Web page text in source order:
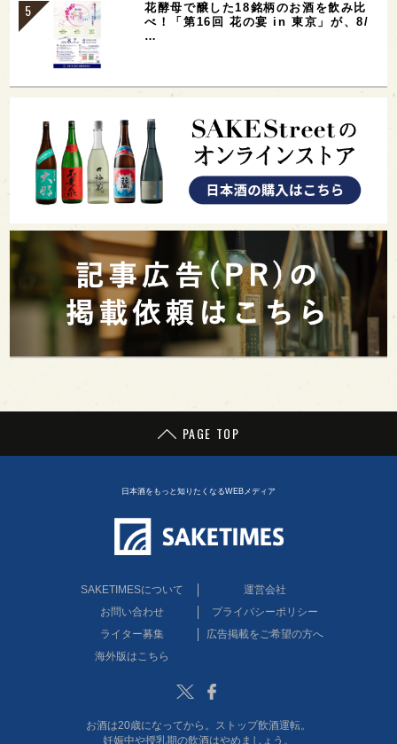
花酵母で醸した18銘柄のお酒を飲み比
べ！「第16回 花の宴 in 東京」が、8/
…
PAGE TOP
日本酒をもっと知りたくなるWEBメディア
SAKETIMESについて
運営会社
お問い合わせ
プライバシーポリシー
ライター募集
広告掲載をご希望の方へ
海外版はこちら
Twitter
お酒は20歳になってから。ストップ飲酒運転。
妊娠中や授乳期の飲酒はやめましょう。